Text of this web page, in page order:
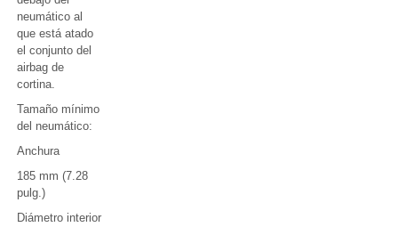
neumático al
que está atado
el conjunto del
airbag de
cortina.
Tamaño mínimo
del neumático:
Anchura
185 mm (7.28
pulg.)
Diámetro interior